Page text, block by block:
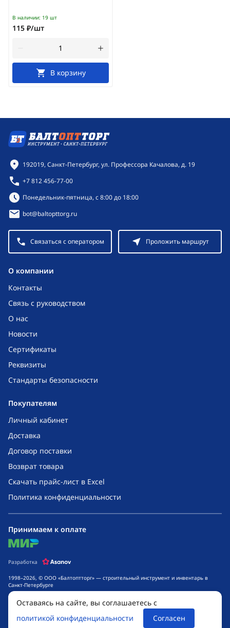
В наличии: 19 шт
115 ₽/шт
В корзину
O компании
Контакты
Связь с руководством
О нас
Новости
Сертификаты
Реквизиты
Стандарты безопасности
Покупателям
Личный кабинет
Доставка
Договор поставки
Возврат товара
Скачать прайс-лист в Excel
Политика конфиденциальности
Контактная информация
192019, Санкт-Петербург, ул. Профессора Качалова, д. 19
+7 812 456-77-00
Режим работы:
Понедельник-пятница, с 8:00 до 18:00
bot@baltopttorg.ru
Связаться с оператором Проложить маршрут
1998–2026, © ООО «Балтоптторг» — строительный инструмент и инвентарь в
Санкт-Петербурге
Обращаем ваше внимание на то, что данный интернет-сайт носит исключительно
информационный характер и ни при каких условиях не является публичной
офертой, определяемой положениями ч. 2 ст. 437 Гражданского кодекса
Российской Федерации. Для получения подробной информации о стоимости
товаров и сроках выполнения услуг, обращайтесь к менеджерам компании.
Принимаем к оплате
mir
Разработка
Оставаясь на сайте, вы соглашаетесь с
политикой конфиденциальности
Согласен